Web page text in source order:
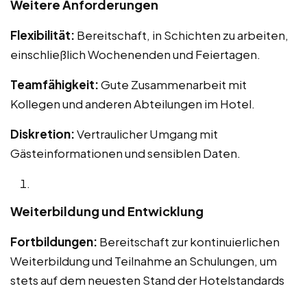
Weitere Anforderungen
Flexibilität: Bereitschaft, in Schichten zu arbeiten,
einschließlich Wochenenden und Feiertagen.
Teamfähigkeit:Gute Zusammenarbeit mit
Kollegen und anderen Abteilungen im Hotel.
Diskretion:Vertraulicher Umgang mit
Gästeinformationen und sensiblen Daten.
Weiterbildung und Entwicklung
Fortbildungen: Bereitschaft zur kontinuierlichen
Weiterbildung und Teilnahme an Schulungen, um
stets auf dem neuesten Stand der Hotelstandards